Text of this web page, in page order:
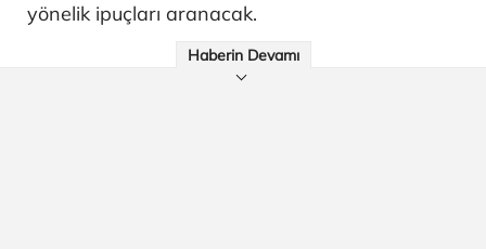
yönelik ipuçları aranacak.
Haberin Devamı